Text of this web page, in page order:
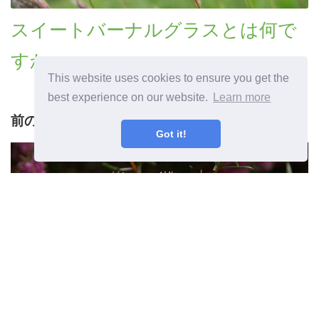
This website uses cookies to ensure you get the
best experience on our website.
Learn more
Got it!
スイートバーナルグラスとは何で
すか
前の記事